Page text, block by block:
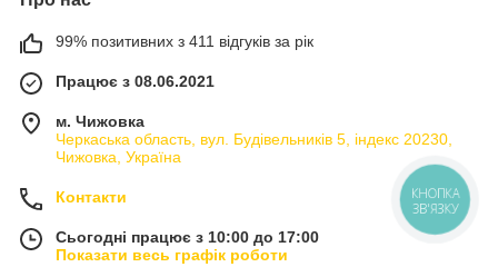
99% позитивних з 411 відгуків за рік
Працює з 08.06.2021
м. Чижовка
Черкаська область, вул. Будівельників 5, індекс 20230,
Чижовка, Україна
Контакти
Сьогодні працює з 10:00 до 17:00
Показати весь графік роботи
КНОПКА
ЗВ'ЯЗКУ